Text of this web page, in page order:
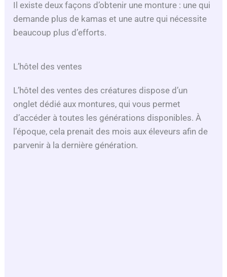
Il existe deux façons d’obtenir une monture : une qui
demande plus de kamas et une autre qui nécessite
beaucoup plus d’efforts.
L’hôtel des ventes
L’hôtel des ventes des créatures dispose d’un
onglet dédié aux montures, qui vous permet
d’accéder à toutes les générations disponibles. À
l’époque, cela prenait des mois aux éleveurs afin de
parvenir à la dernière génération.